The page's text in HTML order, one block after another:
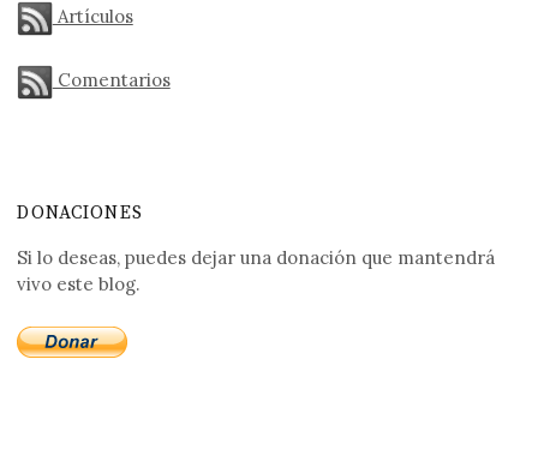
Artículos
Comentarios
DONACIONES
Si lo deseas, puedes dejar una donación que mantendrá
vivo este blog.